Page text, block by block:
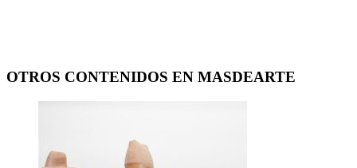
OTROS CONTENIDOS EN MASDEARTE